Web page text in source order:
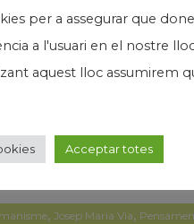
a les 3 de la tarda.
“poblaciones callampa” de
passar al pati cobert per una
, Josep Maria Via,
per a assegurar que
a l'usuari en el nostre
aquest lloc assumirem
Acceptar totes